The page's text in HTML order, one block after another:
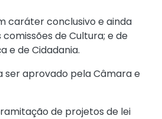
caráter conclusivo e ainda
de Cultura; e de
e de Cidadania.
ser aprovado pela Câmara e
de projetos de lei